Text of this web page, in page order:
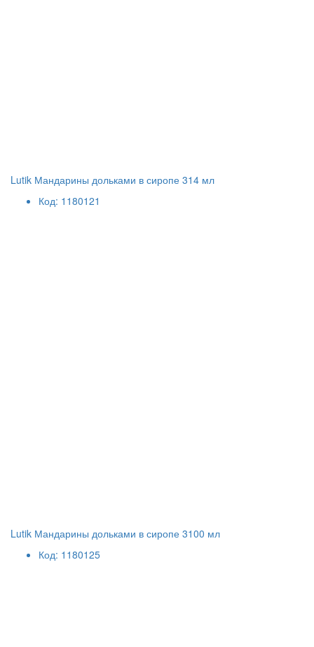
Lutik Мандарины дольками в сиропе 314 мл
Код: 1180121
Lutik Мандарины дольками в сиропе 3100 мл
Код: 1180125